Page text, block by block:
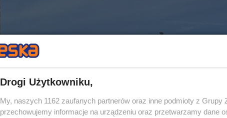
Drogi Użytkowniku,
My, naszych 1162 zaufanych partnerów oraz inne podmioty z
przechowujemy informacje na urządzeniu oraz przetwarzamy dane